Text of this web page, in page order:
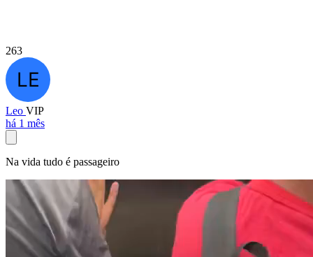
263
Leo VIP
há 1 mês
Na vida tudo é passageiro